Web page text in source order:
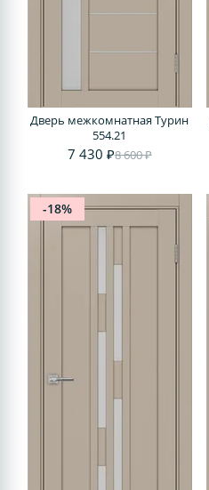
Дверь межкомнатная Турин
554.21
7 430 ₽8 600 ₽
-18%